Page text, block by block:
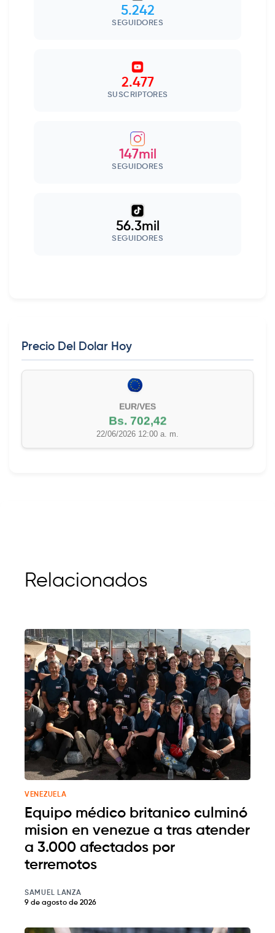
5.242
SEGUIDORES
2.477
SUSCRIPTORES
147mil
SEGUIDORES
56.3mil
SEGUIDORES
Precio Del Dolar Hoy
EUR/VES
Bs. 702,42
22/06/2026 12:00 a. m.
Relacionados
VENEZUELA
Equipo médico britanico culminó
mision en venezue a tras atender
a 3.000 afectados por
terremotos
SAMUEL LANZA
9 de agosto de 2026